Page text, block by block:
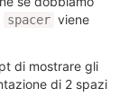
spacer viene
di mostrare gli
di 2 spazi